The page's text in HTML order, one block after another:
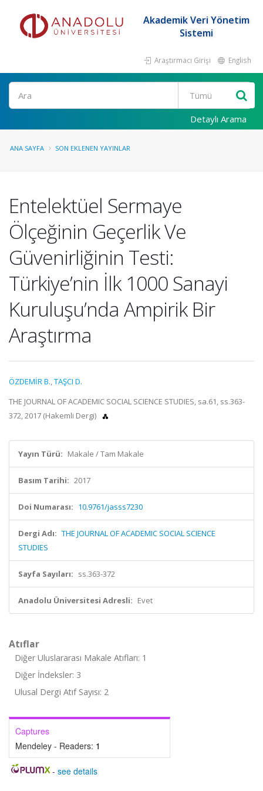
Akademik Veri Yönetim
Sistemi
Araştırmacı Girişi English
Ara
Detaylı Arama
ANA SAYFA SON EKLENEN YAYINLAR
Entelektüel Sermaye
Ölçeğinin Geçerlik Ve
Güvenirliğinin Testi:
Türkiye’nin İlk 1000 Sanayi
Kuruluşu’nda Ampirik Bir
Araştırma
ÖZDEMİR B.,TAŞCI D.
THE JOURNAL OF ACADEMIC SOCIAL SCIENCE STUDIES, sa.61, ss.363-
372, 2017 (Hakemli Dergi)
Yayın Türü: Makale / Tam Makale
Basım Tarihi: 2017
Doi Numarası: 10.9761/jasss7230
Dergi Adı: THE JOURNAL OF ACADEMIC SOCIAL SCIENCE
STUDIES
Sayfa Sayıları: ss.363-372
Anadolu Üniversitesi Adresli: Evet
Atıflar
Diğer Uluslararası Makale Atıfları: 1
Diğer İndeksler: 3
Ulusal Dergi Atıf Sayısı: 2
Captures
Mendeley - Readers: 1
- see details